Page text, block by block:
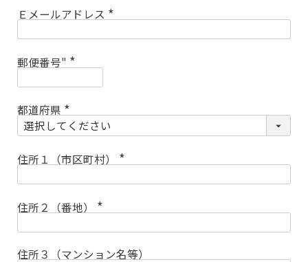
)
Ｅメールアドレス
(
必
郵便番号"
(
必
都道府県
(
必
)
住所１（市区町村）
(
必
住所２（番地）
(
必
)
住所３（マンション名等）